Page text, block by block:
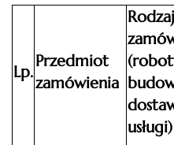
Lp.
Przedmiot
zamówienia
Rodzaj
usługi)